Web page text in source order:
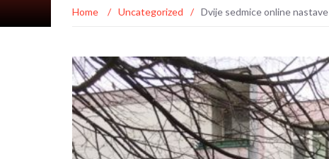
Home / Uncategorized / Dvije sedmice online nastave